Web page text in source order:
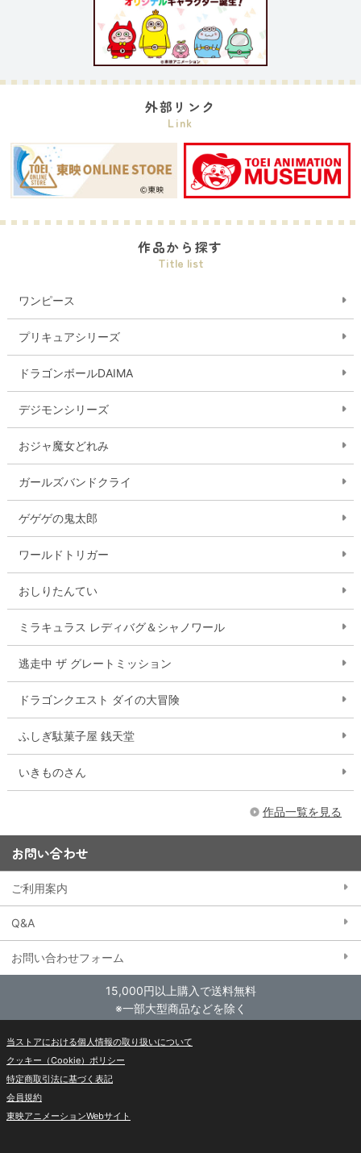
外部リンク
Link
作品から探す
Title list
ワンピース
プリキュアシリーズ
ドラゴンボールDAIMA
デジモンシリーズ
おジャ魔女どれみ
ガールズバンドクライ
ゲゲゲの鬼太郎
ワールドトリガー
おしりたんてい
ミラキュラス レディバグ＆シャノワール
逃走中 ザ グレートミッション
ドラゴンクエスト ダイの大冒険
ふしぎ駄菓子屋 銭天堂
いきものさん
作品一覧を見る
お問い合わせ
ご利用案内
Q&A
お問い合わせフォーム
15,000円以上購入で送料無料
※一部大型商品などを除く
当ストアにおける個人情報の取り扱いについて
クッキー（Cookie）ポリシー
特定商取引法に基づく表記
会員規約
東映アニメーションWebサイト